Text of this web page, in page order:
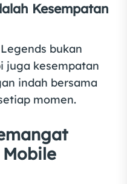
Kesempatan
bukan
juga kesempatan
indah bersama
momen.